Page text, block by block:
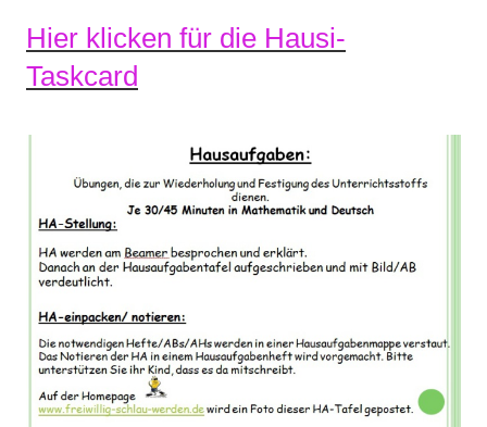
Hier klicken für die Hausi-
Taskcard